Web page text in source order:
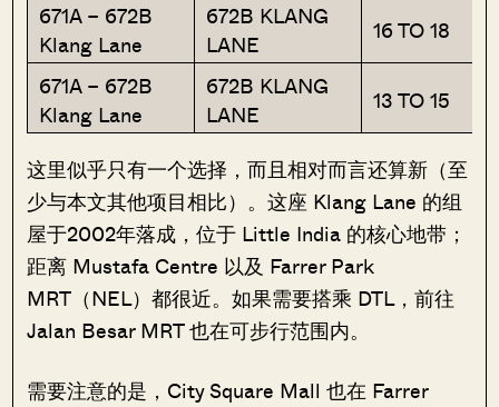
671A – 672B
Klang Lane
672B KLANG
LANE
16 TO 18
671A – 672B
Klang Lane
672B KLANG
LANE
13 TO 15
这里似乎只有一个选择，而且相对而言还算新（至
少与本文其他项目相比）。这座 Klang Lane 的组
屋于2002年落成，位于 Little India 的核心地带；
距离 Mustafa Centre 以及 Farrer Park
MRT（NEL）都很近。如果需要搭乘 DTL，前往
Jalan Besar MRT 也在可步行范围内。
需要注意的是，City Square Mall 也在 Farrer